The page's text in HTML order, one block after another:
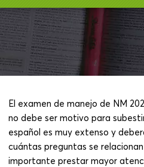
El examen de manejo de NM
no debe ser motivo para
español es muy extenso y
cuántas preguntas se
importante prestar mayor